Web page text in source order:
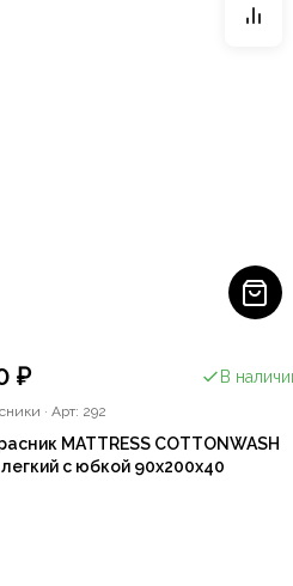
₽ В
· Арт: 292
MATTRESS COTTONWASH
легкий с юбкой 90x200x40